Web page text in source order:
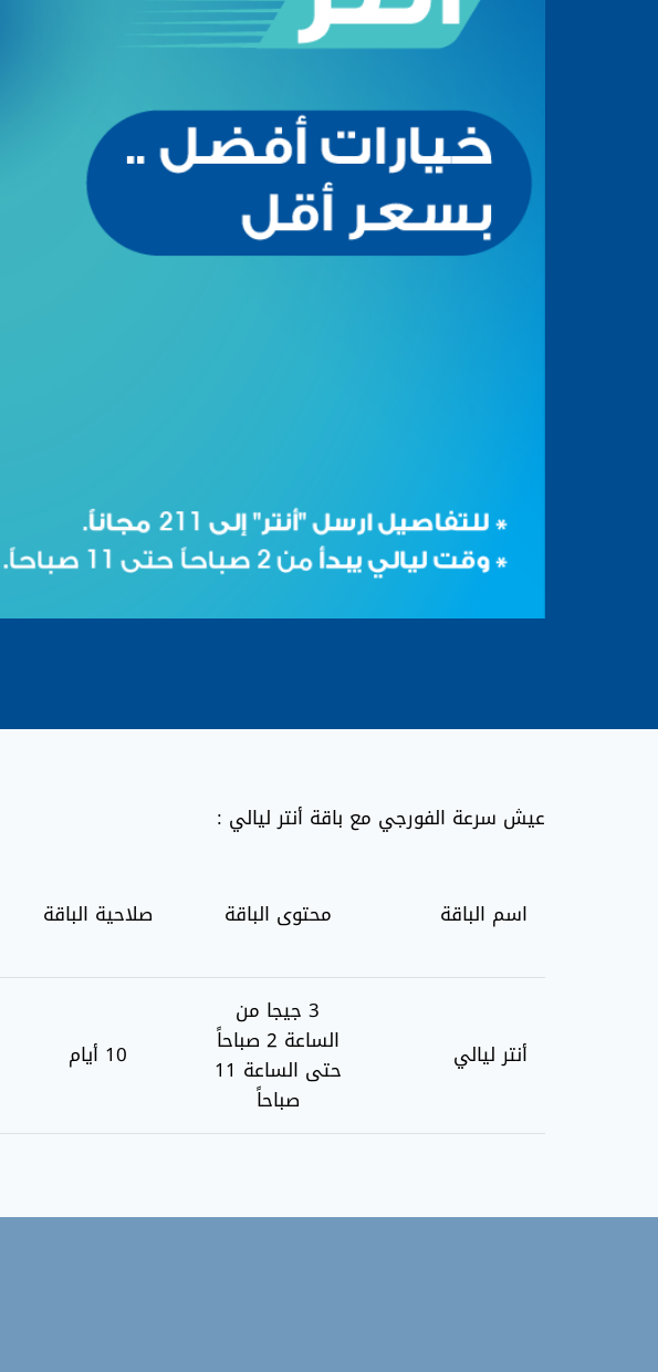
عيش سرعة الفورجي مع باقة أنتر ليالي :
اسم الباقة محتوى الباقة صلاحية الباقة
أنتر ليالي
3 جيجا من
الساعة 2 صباحاً
حتى الساعة 11
صباحاً
10 أيام